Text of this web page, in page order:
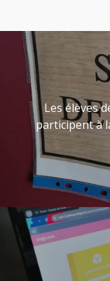
Les élèves
participent à